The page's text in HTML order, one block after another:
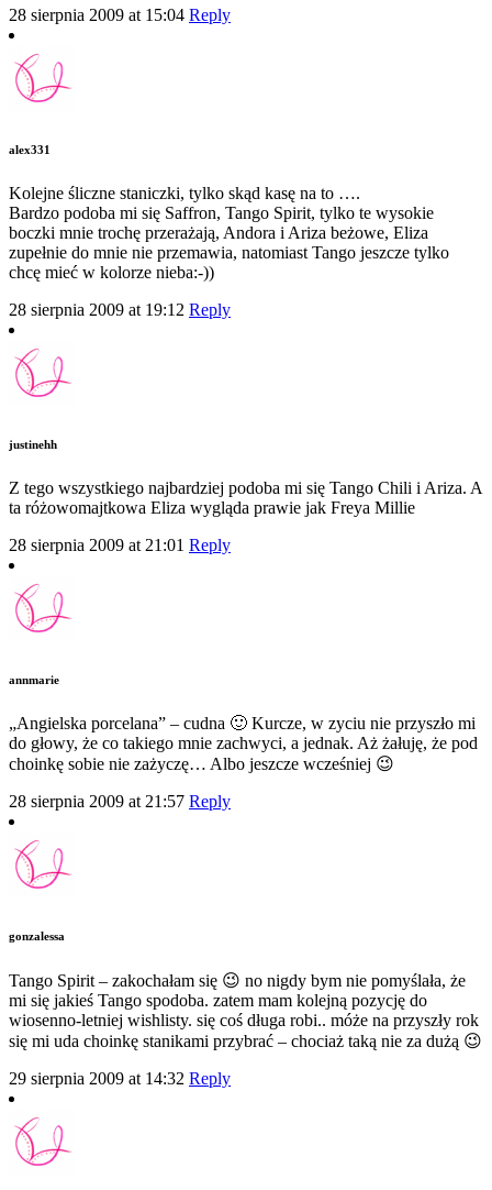
28 sierpnia 2009 at 15:04 Reply
alex331
Kolejne śliczne staniczki, tylko skąd kasę na to ….
Bardzo podoba mi się Saffron, Tango Spirit, tylko te wysokie
boczki mnie trochę przerażają, Andora i Ariza beżowe, Eliza
zupełnie do mnie nie przemawia, natomiast Tango jeszcze tylko
chcę mieć w kolorze nieba:-))
28 sierpnia 2009 at 19:12 Reply
justinehh
Z tego wszystkiego najbardziej podoba mi się Tango Chili i Ariza. A
ta różowomajtkowa Eliza wygląda prawie jak Freya Millie
28 sierpnia 2009 at 21:01 Reply
annmarie
„Angielska porcelana” – cudna 🙂 Kurcze, w zyciu nie przyszło mi
do głowy, że co takiego mnie zachwyci, a jednak. Aż żałuję, że pod
choinkę sobie nie zażyczę… Albo jeszcze wcześniej 😉
28 sierpnia 2009 at 21:57 Reply
gonzalessa
Tango Spirit – zakochałam się 😉 no nigdy bym nie pomyślała, że
mi się jakieś Tango spodoba. zatem mam kolejną pozycję do
wiosenno-letniej wishlisty. się coś długa robi.. móże na przyszły rok
się mi uda choinkę stanikami przybrać – chociaż taką nie za dużą 😉
29 sierpnia 2009 at 14:32 Reply